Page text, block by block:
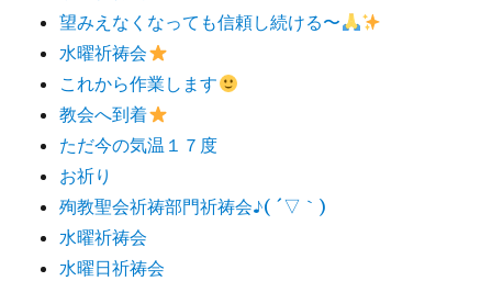
望みえなくなっても信頼し続ける〜
水曜祈祷会
これから作業します
教会へ到着
ただ今の気温１７度
お祈り
殉教聖会祈祷部門祈祷会♪( ´▽｀)
水曜祈祷会
水曜日祈祷会